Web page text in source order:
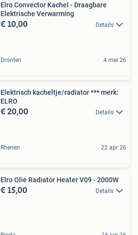
Elro Convector Kachel - Draagbare
Elektrische Verwarming
€ 10,00 Details
Dronten 4 mei 26
Elektrisch kacheltje/radiator *** merk:
ELRO
€ 20,00 Details
Rhenen 22 apr 26
Elro Olie Radiator Heater V09 - 2000W
€ 15,00 Details